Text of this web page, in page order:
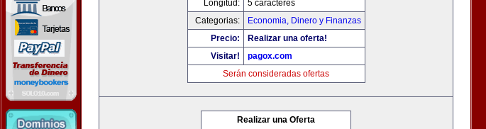
Longitud:
5 caracteres
Categorias:
Economia, Dinero y Finanzas
Precio:
Realizar una oferta!
Visitar!
pagox.com
Serán consideradas ofertas
Realizar una Oferta